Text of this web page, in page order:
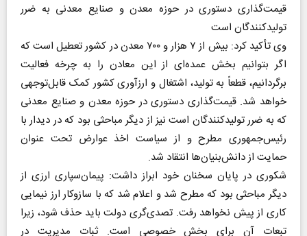
قیمت‌گذاری دستوری در حوزه معدن و صنایع معدنی به ضرر
تولیدکنندگان است
وی تأکید کرد: بیش از ۷ هزار و ۷۰۰ معدن در کشور تعطیل است که
اگر بتوانیم بخش عمده‌ای از این معادن را به چرخه فعالیت
برگردانیم، قطعاً به تولید، اشتغال و ارزآوری کشور کمک قابل‌توجهی
خواهد شد. قیمت‌گذاری دستوری در حوزه معدن و صنایع معدنی
که به ضرر تولیدکنندگان است نیز از دیگر مباحثی بود که در دیدار با
رئیس‌جمهوری مطرح و از سیاست اخذ عوارض تحت عنوان
حمایت از دانش‌بنیان‌ها انتقاد شد.
شکوری در پایان سخنان خود ابراز داشت: پیمان‌سپاری ارزی از
دیگر مباحثی بود که مطرح شد و اعلام شد که با سازوکار ارز نیمایی
کاری از پیش نخواهد رفت. تصدی‌گری دولت باید حذف شود، زیرا
تبعات آن برای بخش خصوصی است. ثبات مدیریت در